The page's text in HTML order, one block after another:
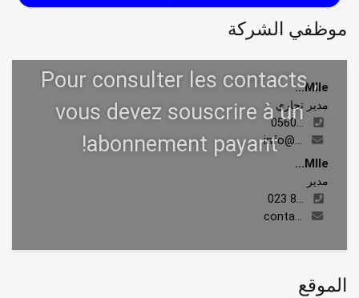
موظفي الشركة
Mlle...
مدير تجاري
0560...
info@...
Mlle...
مدير
023 8...
conta...
الموقع